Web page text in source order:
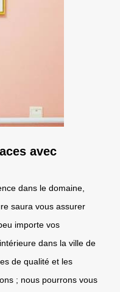
avec
dans le domaine,
saura vous assurer
importe vos
dans la ville de
de qualité et les
; nous pourrons vous